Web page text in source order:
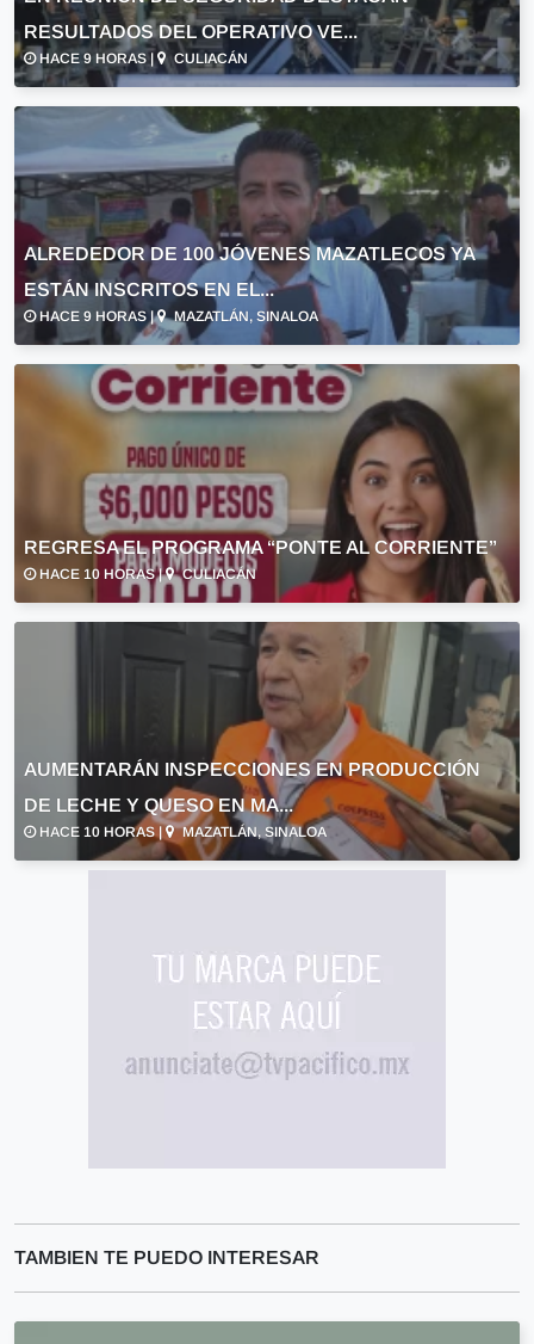
RESULTADOS DEL OPERATIVO VE...
HACE 9 HORAS | CULIACÁN
ALREDEDOR DE 100 JÓVENES MAZATLECOS YA
ESTÁN INSCRITOS EN EL...
HACE 9 HORAS | MAZATLÁN, SINALOA
REGRESA EL PROGRAMA “PONTE AL CORRIENTE”
HACE 10 HORAS | CULIACÁN
AUMENTARÁN INSPECCIONES EN PRODUCCIÓN
DE LECHE Y QUESO EN MA...
HACE 10 HORAS | MAZATLÁN, SINALOA
TAMBIEN TE PUEDO INTERESAR